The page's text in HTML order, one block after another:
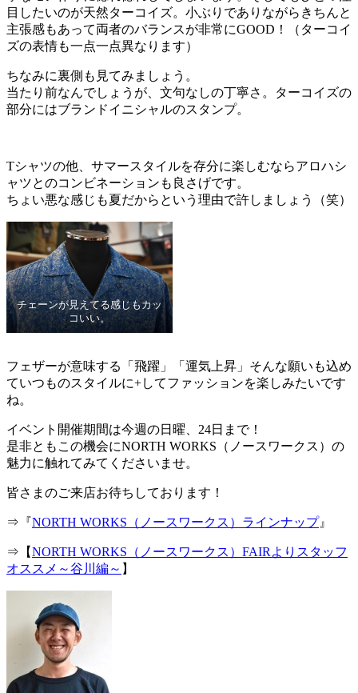
目したいのが天然ターコイズ。小ぶりでありながらきちんと
主張感もあって両者のバランスが非常にGOOD！（ターコイ
ズの表情も一点一点異なります）
ちなみに裏側も見てみましょう。
当たり前なんでしょうが、文句なしの丁寧さ。ターコイズの
部分にはブランドイニシャルのスタンプ。
Tシャツの他、サマースタイルを存分に楽しむならアロハシ
ャツとのコンビネーションも良さげです。
ちょい悪な感じも夏だからという理由で許しましょう（笑）
チェーンが見えてる感じもカッ
コいい。
フェザーが意味する「飛躍」「運気上昇」そんな願いも込め
ていつものスタイルに+してファッションを楽しみたいです
ね。
イベント開催期間は今週の日曜、24日まで！
是非ともこの機会にNORTH WORKS（ノースワークス）の
魅力に触れてみてくださいませ。
皆さまのご来店お待ちしております！
⇒『NORTH WORKS（ノースワークス）ラインナップ』
⇒【NORTH WORKS（ノースワークス）FAIRよりスタッフ
オススメ～谷川編～ 】